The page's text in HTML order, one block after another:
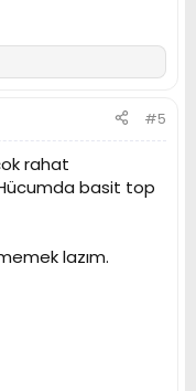
#5
rahat
basit top
lazım.